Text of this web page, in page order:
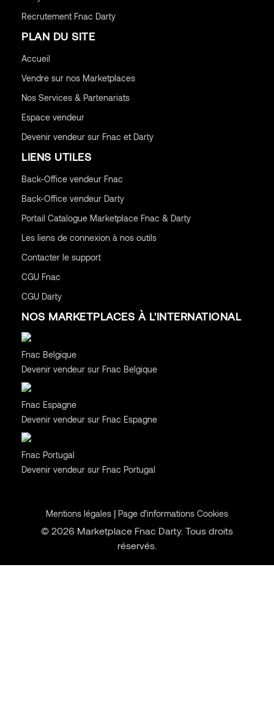
Recrutement Fnac Darty
PLAN DU SITE
Accueil
Vendre sur nos Marketplaces
Nos Services & Partenariats
Espace vendeur
Devenir vendeur sur Fnac et Darty
LIENS UTILES
Back-Office vendeur Fnac
Back-Office vendeur Darty
Portail Catalogue Marketplace Fnac & Darty
Les liens de connexion à nos outils
Contacter le support
CGUFnac
CGUDarty
NOS MARKETPLACES À L'INTERNATIONAL
Fnac Belgique
Devenir vendeur sur Fnac Belgique
Fnac Espagne
Devenir vendeur sur Fnac Espagne
Fnac Portugal
Devenir vendeur sur Fnac Portugal
Mentions légales | Page d’informations Cookies
© 2026 Marketplace Fnac Darty. Tous droits
réservés.